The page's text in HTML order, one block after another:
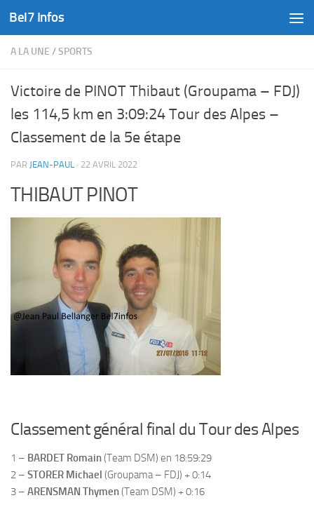
Skip to content
Bel7 Infos
A LA UNE /SPORTS
Victoire de PINOT Thibaut (Groupama – FDJ)
les 114,5 km en 3:09:24 Tour des Alpes –
Classement de la 5e étape
PAR JEAN-PAUL · 22 AVRIL 2022
THIBAUT PINOT
Classement général final du Tour des Alpes
1 – BARDET Romain(Team DSM) en 18:59:29
2 – STORER Michael (Groupama – FDJ) + 0:14
3 – ARENSMAN Thymen(Team DSM) + 0:16